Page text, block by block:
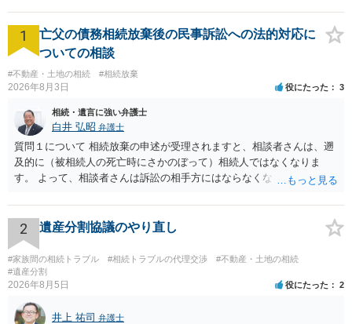
1
亡父の債務相続放棄後の民事訴訟への法的対応に
ついての相談
#不動産・土地の相続 #相続放棄
2026年8月3日 役にたった 3
相続・遺言に強い弁護士
白井 弘昭 弁護士
質問１について 相続放棄の申述が受理されますと、相談者さんは、遡
及的に（被相続人の死亡時にさかのぼって）相続人ではなくなりま
す。 よって、相談者さんは訴訟の相手方にはならなくなるので（明け
理証明を家庭裁判所で取得し、コピーを答弁書に添えて裁判所に提出
してください。 質問２について 請求棄却を求める答弁書を提出すれ
ば、第１回期日は出席する必要がありません。その日は差支え（用事
があり出席できない）との記載で十分です。 質問３について 弁護士で
はないので、ｍｉｎｔｓでの提出の必要は無いと思います。郵送（期
限までに届けばよい）で十分です。 詳細は、書面記載の裁判所書記官
にお問い合わせください。 以上、ご参考まで。
2 遺産分割協議のやり直し
#家族間の相続トラブル #相続トラブルの代理交渉
#不動産・土地の相続
#遺産分割
2026年8月5日 役にたった 2
井上 祐司 弁護士